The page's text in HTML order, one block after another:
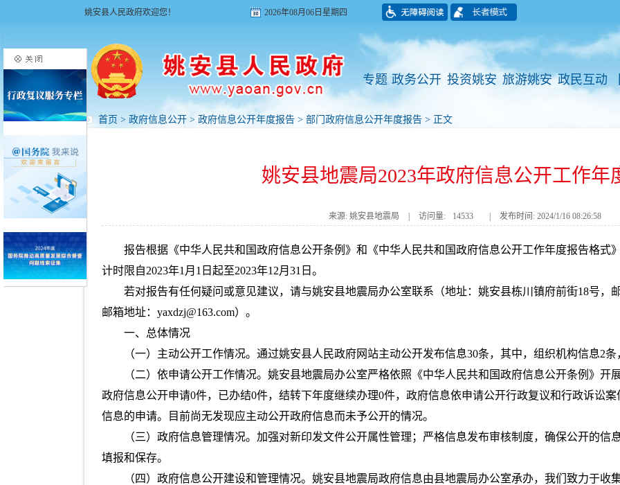
姚安县人民政府欢迎您！ 2026年08月06日星期四
专题 政务公开 投资姚安 旅游姚安 政民互动
首页 > 政府信息公开 > 政府信息公开年度报告 > 部门政府信息公开年度报告 > 正文
姚安县地震局2023年政府信息公开工作年
来源: 姚安县地震局 访问量: 14533 发布时间: 2024/1/16 08:26:58
报告根据《中华人民共和国政府信息公开条例》和《中华人民共和国政府信息公开工作年度报告格式
计时限自2023年1月1日起至2023年12月31日。
若对报告有任何疑问或意见建议，请与姚安县地震局办公室联系（地址：姚安县栋川镇府前街18号，
邮箱地址：yaxdzj@163.com）。
一、总体情况
（一）主动公开工作情况。通过姚安县人民政府网站主动公开发布信息30条，其中，组织机构信息2
（二）依申请公开工作情况。姚安县地震局办公室严格依照《中华人民共和国政府信息公开条例》开
政府信息公开申请0件，已办结0件，结转下年度继续办理0件，政府信息依申请公开行政复议和行政诉讼
信息的申请。目前尚无发现应主动公开政府信息而未予公开的情况。
（三）政府信息管理情况。加强对新印发文件公开属性管理；严格信息发布审核制度，确保公开的信
填报和保存。
（四）政府信息公开建设和管理情况。姚安县地震局政府信息由县地震局办公室承办，我们致力于收